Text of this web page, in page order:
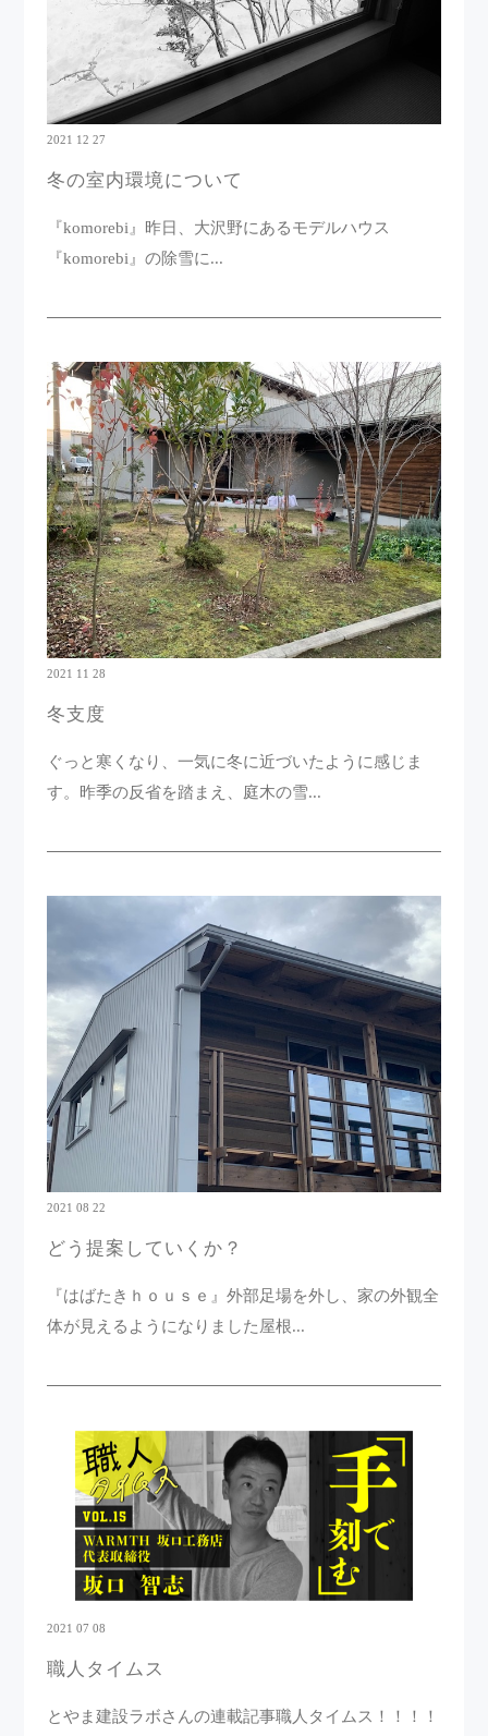
2021 12 27
冬の室内環境について
『komorebi』昨日、大沢野にあるモデルハウス
『komorebi』の除雪に...
2021 11 28
冬支度
ぐっと寒くなり、一気に冬に近づいたように感じま
す。昨季の反省を踏まえ、庭木の雪...
2021 08 22
どう提案していくか？
『はばたきｈｏｕｓｅ』外部足場を外し、家の外観全
体が見えるようになりました屋根...
2021 07 08
職人タイムス
とやま建設ラボさんの連載記事職人タイムス！！！！